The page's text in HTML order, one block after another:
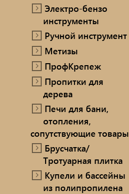
Электро-бензо
инструменты
Ручной инструмент
Метизы
ПрофКрепеж
Пропитки для
дерева
Печи для бани,
отопления,
сопутствующие товары
Брусчатка/
Тротуарная плитка
Купели и бассейны
из полипропилена